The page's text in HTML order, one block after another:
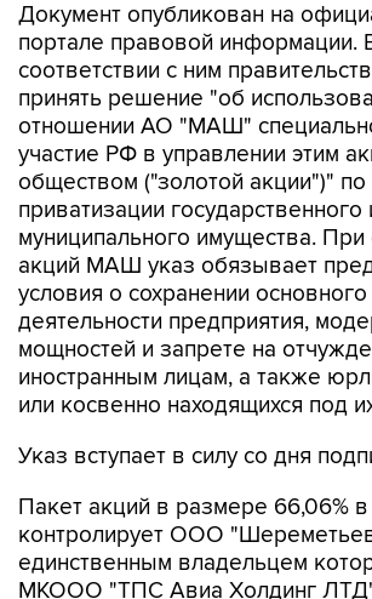
Документ опубликован на
портале правовой информации.
соответствии с ним
принять решение "об
отношении АО "МАШ"
участие РФ в управлении этим
обществом ("золотой акции")" по
приватизации государственного
муниципального имущества. При
акций МАШ указ обязывает
условия о сохранении
деятельности предприятия,
мощностей и запрете на
иностранным лицам, а также
или косвенно находящихся под
Указ вступает в силу со дня
Пакет акций в размере 66,06%
контролирует ООО
единственным владельцем
МКООО "ТПС Авиа Холдинг